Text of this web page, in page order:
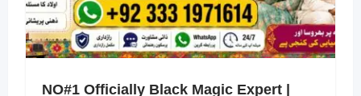
NO#1 Officially Black Magic Expert |